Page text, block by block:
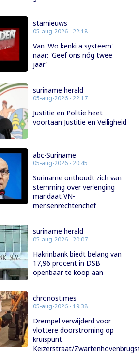
starnieuws
05-aug-2026 - 22:18
Van 'Wo kenki a systeem'
naar: 'Geef ons nóg twee
jaar'
suriname herald
05-aug-2026 - 22:17
Justitie en Politie heet
voortaan Justitie en Veiligheid
abc-Suriname
05-aug-2026 - 20:45
Suriname onthoudt zich van
stemming over verlenging
mandaat VN-
mensenrechtenchef
suriname herald
05-aug-2026 - 20:07
Hakrinbank biedt belang van
17,96 procent in DSB
openbaar te koop aan
chronostimes
05-aug-2026 - 19:38
Drempel verwijderd voor
vlottere doorstroming op
kruispunt
Keizerstraat/